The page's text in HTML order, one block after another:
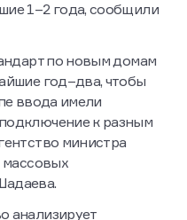
для новостроек
1–2 года, сообщили
по новым домам
год–два, чтобы
ввода имели
к разным
министра